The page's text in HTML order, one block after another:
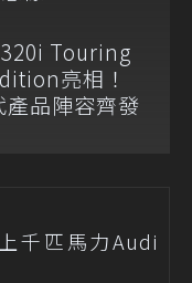
Touring
亮相！
產品陣容齊發
千匹馬力Audi